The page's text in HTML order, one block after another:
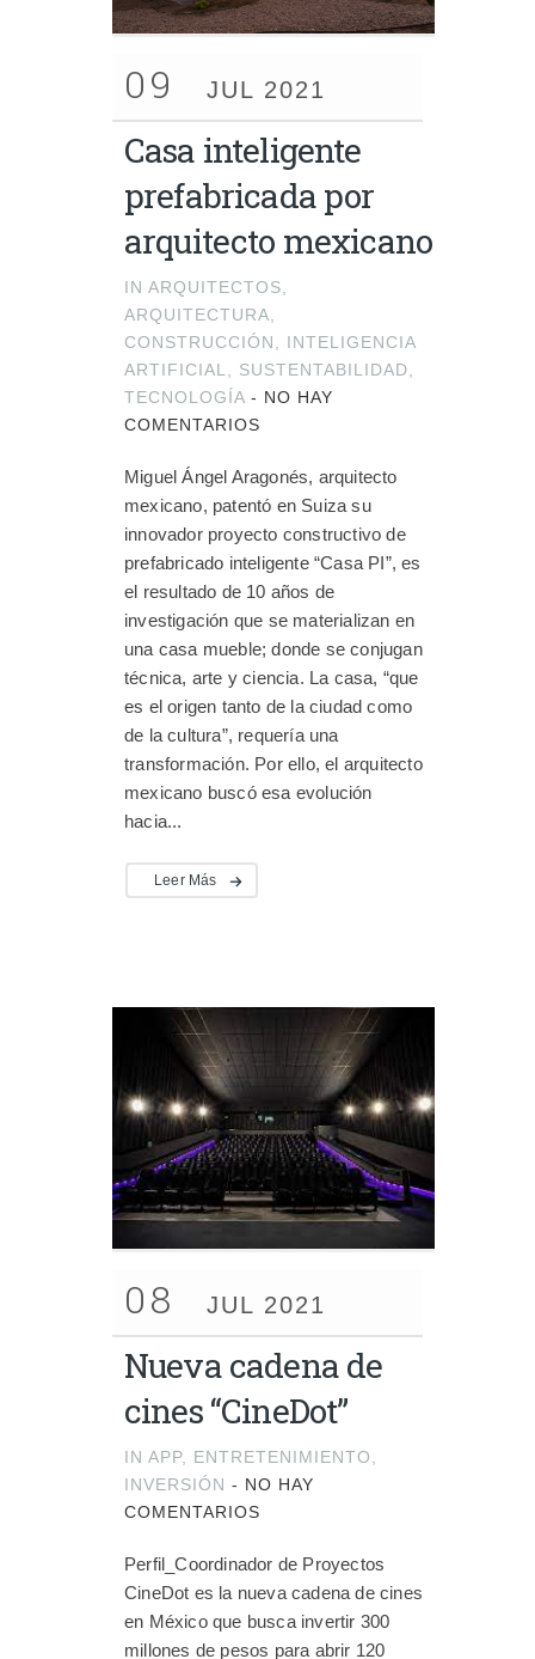
09 JUL 2021
Casa inteligente
prefabricada por
arquitecto mexicano
IN ARQUITECTOS
ARQUITECTURA
CONSTRUCCIÓN
INTELIGENCIA
ARTIFICIAL
SUSTENTABILIDAD
TECNOLOGÍA - NO HAY
COMENTARIOS
Miguel Ángel Aragonés, arquitecto
mexicano, patentó en Suiza su
innovador proyecto constructivo de
prefabricado inteligente “Casa PI”, es
el resultado de 10 años de
investigación que se materializan en
una casa mueble; donde se conjugan
técnica, arte y ciencia. La casa, “que
es el origen tanto de la ciudad como
de la cultura”, requería una
transformación. Por ello, el arquitecto
mexicano buscó esa evolución
hacia...
Leer Más
08 JUL 2021
Nueva cadena de
cines “CineDot”
IN APP, ENTRETENIMIENTO
INVERSIÓN - NO HAY
COMENTARIOS
Perfil_Coordinador de Proyectos
CineDot es la nueva cadena de cines
en México que busca invertir 300
millones de pesos para abrir 120